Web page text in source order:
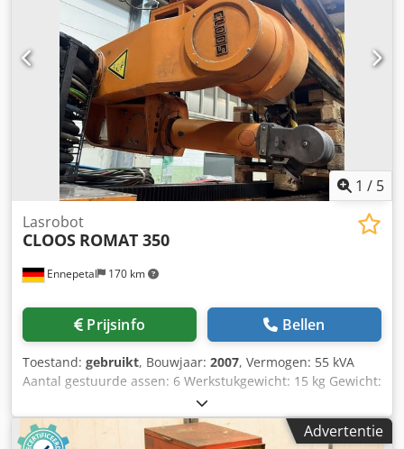
290 kg. Bezichtiging is mogelijk na overleg. Crjdpozp
Rhhsfx An Eof
1 / 5
Ennepetal 170 km
Lasrobot
CLOOS ROMAT 350
Prijsinfo Bellen
Toestand: gebruikt, Bouwjaar: 2007, Vermogen: 55 kVA
Aantal gestuurde assen: 6 Werkstukgewicht: 15 kg Gewicht:
205 kg Type: ROMAT 350 Afmetingen (B x D x H) in
referentiepositie: 1.900 x 600 x 1.500 mm Gewicht: 205 kg
Benodigde vloeroppervlakte: 500 x 515 mm AantalAdvertentie